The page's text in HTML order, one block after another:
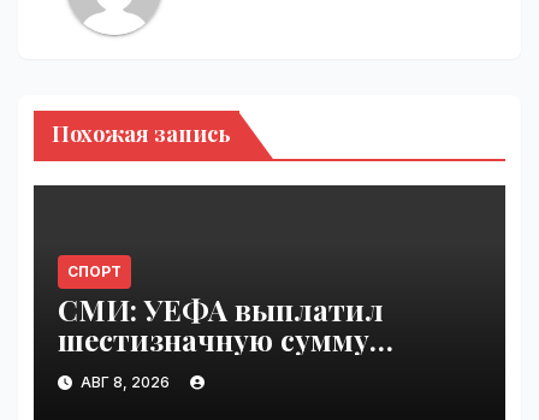
Похожая запись
СПОРТ
СМИ: УЕФА выплатил
шестизначную сумму
любовнице Инфантино |
VseTime.ru
АВГ 8, 2026